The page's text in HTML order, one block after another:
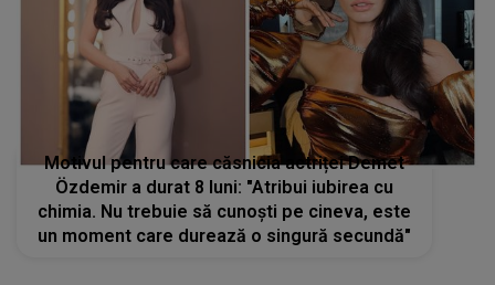
Motivul pentru care căsnicia actriței Demet
Özdemir a durat 8 luni: "Atribui iubirea cu
chimia. Nu trebuie să cunoști pe cineva, este
un moment care durează o singură secundă"